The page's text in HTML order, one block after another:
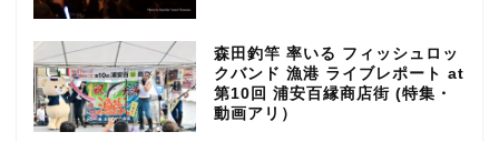
森田釣竿 率いる フィッシュロッ
クバンド 漁港 ライブレポート at
第10回 浦安百縁商店街 (特集・
動画アリ）